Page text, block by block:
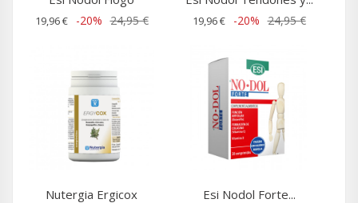
19,96 € -20% 24,95 € 19,96 € -20% 24,95 €
Nutergia Ergicox Esi Nodol Forte...